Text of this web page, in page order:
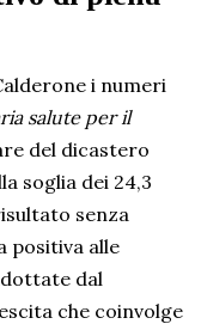
i numeri
salute per il
del dicastero
soglia dei 24,3
senza
positiva alle
dal
che coinvolge